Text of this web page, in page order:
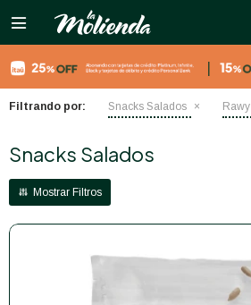

Filtrando por: Snacks Salados Rawy
Snacks Salados